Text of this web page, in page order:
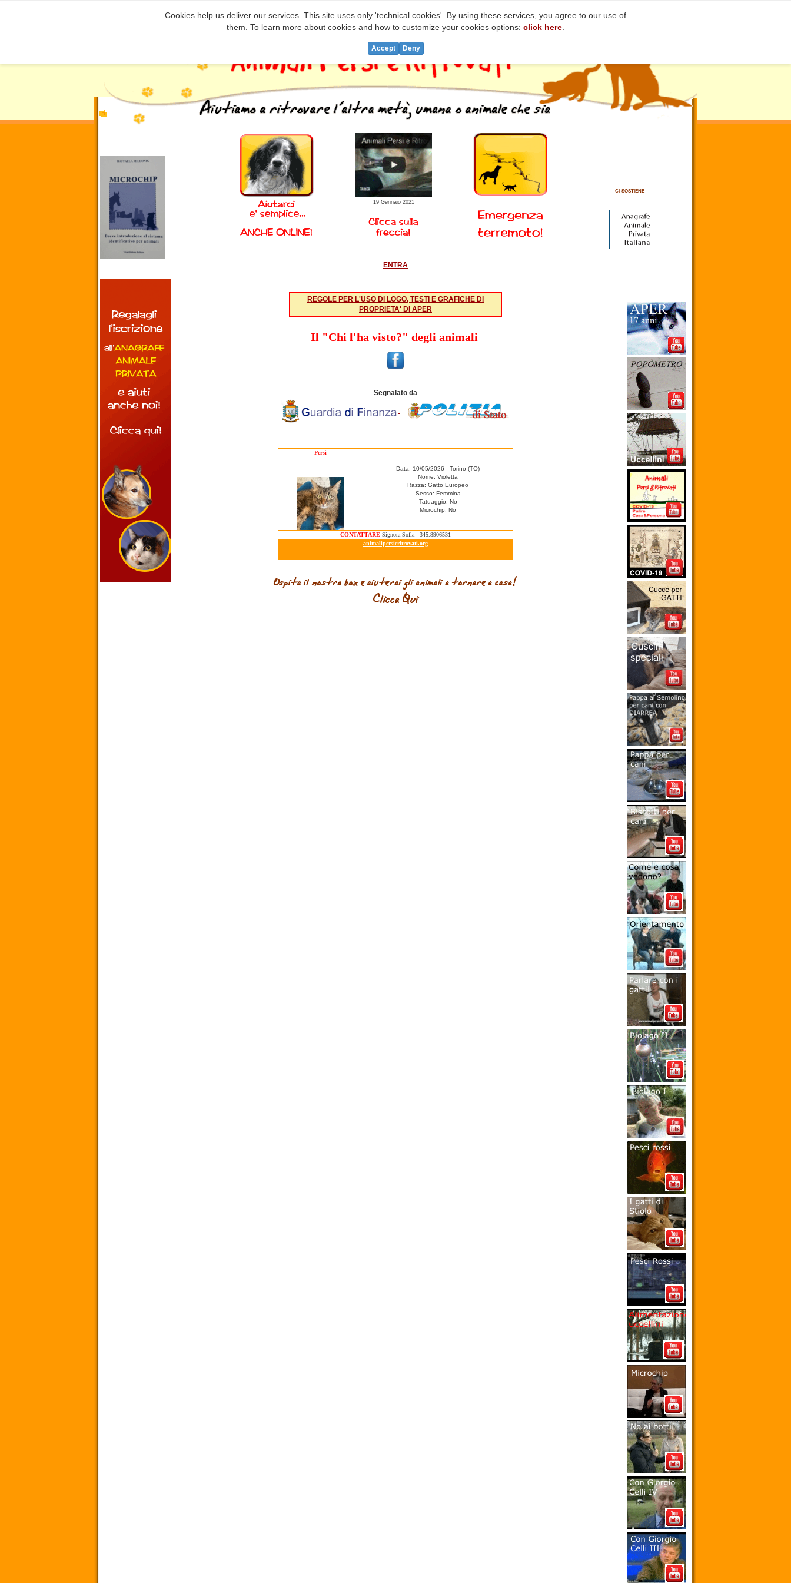
Cookies help us deliver our services. This site uses only 'technical cookies'. By using these services, you agree to our use of
them. To learn more about cookies and how to customize your cookies options: click here
Accept Deny
ci sostiene
19 Gennaio 2021
ENTRA
REGOLE PER L'USO DI LOGO, TESTI E GRAFICHE DI
PROPRIETA' DI APER
Il "Chi l'ha visto?" degli animali
Segnalato da
Persi
Data: 10/05/2026 - Torino (TO)
Nome: Violetta
Razza: Gatto Europeo
Sesso: Femmina
Tatuaggio: No
Microchip: No
CONTATTARE Signora Sofia - 345.8906531
animalipersieritrovati.org